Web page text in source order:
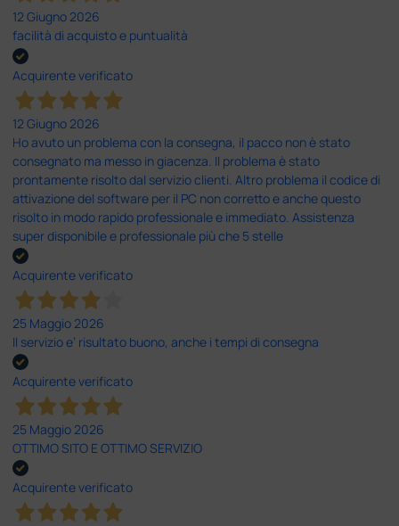
12 Giugno 2026
facilità di acquisto e puntualità
Acquirente verificato
12 Giugno 2026
Ho avuto un problema con la consegna, il pacco non è stato
consegnato ma messo in giacenza. Il problema è stato
prontamente risolto dal servizio clienti. Altro problema il codice di
attivazione del software per il PC non corretto e anche questo
risolto in modo rapido professionale e immediato. Assistenza
super disponibile e professionale più che 5 stelle
Acquirente verificato
25 Maggio 2026
Il servizio e’ risultato buono, anche i tempi di consegna
Acquirente verificato
25 Maggio 2026
OTTIMO SITO E OTTIMO SERVIZIO
Acquirente verificato